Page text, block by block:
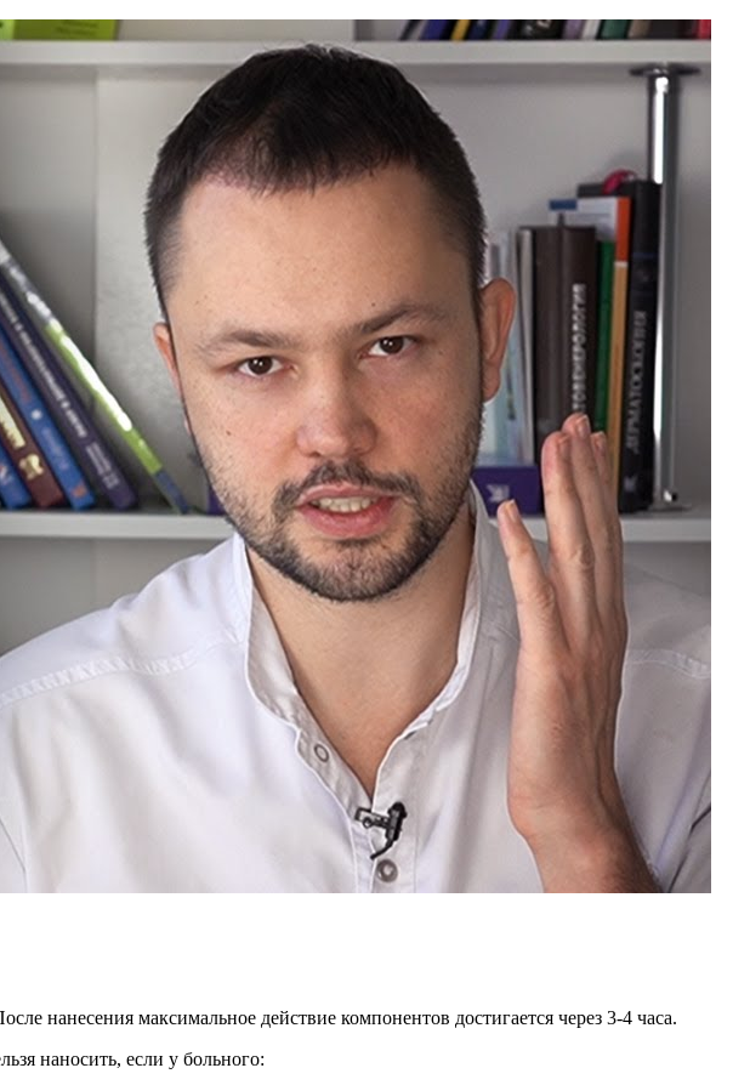
нанесения максимальное действие компонентов достигается через 3-4 часа.
наносить, если у больного: